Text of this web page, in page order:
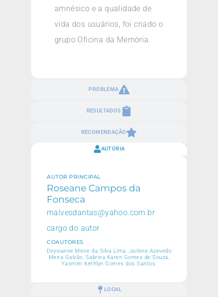
PROBLEMA
RESULTADOS
RECOMENDAÇÃO
amnésico e a qualidade de
vida dos usuários, foi criado o
grupo Oficina da Memória.
AUTORIA
LOCAL
AUTOR PRINCIPAL
Roseane Campos da
Fonseca
malvesdantas@yahoo.com.br
cargo do autor
COAUTORES
Deysianne Meire da Silva Lima, Jarlene Azevedo
Meira Galvão, Sabrina Karen Gomes de Souza,
Yasmim Kethlyn Gomes dos Santos.